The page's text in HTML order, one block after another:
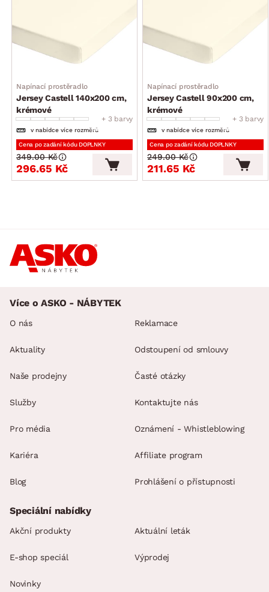
kvalitní doplněk do ložnice
Oeko-Tex Standard 100 (výrobek prošel laboratorními testy,
výrobek získal mezinárodní certifikát o zdravotní
Napínací prostěradlo
Jersey Castell 140x200 cm,
krémové
+ 3 barvy
v nabídce více rozměrů
Cena po zadání kódu DOPLNKY
296.65 Kč
349.00 Kč
Napínací prostěradlo
Jersey Castell 90x200 cm,
krémové
+ 3 barvy
v nabídce více rozměrů
Cena po zadání kódu DOPLNKY
211.65 Kč
249.00 Kč
Více o ASKO - NÁBYTEK
O nás
Aktuality
Naše prodejny
Služby
Pro média
Kariéra
Blog
Reklamace
Odstoupení od smlouvy
Časté otázky
Kontaktujte nás
Oznámení - Whistleblowing
Affiliate program
Prohlášení o přístupnosti
Speciální nabídky
Akční produkty Aktuální leták
E-shop speciál Výprodej
Novinky